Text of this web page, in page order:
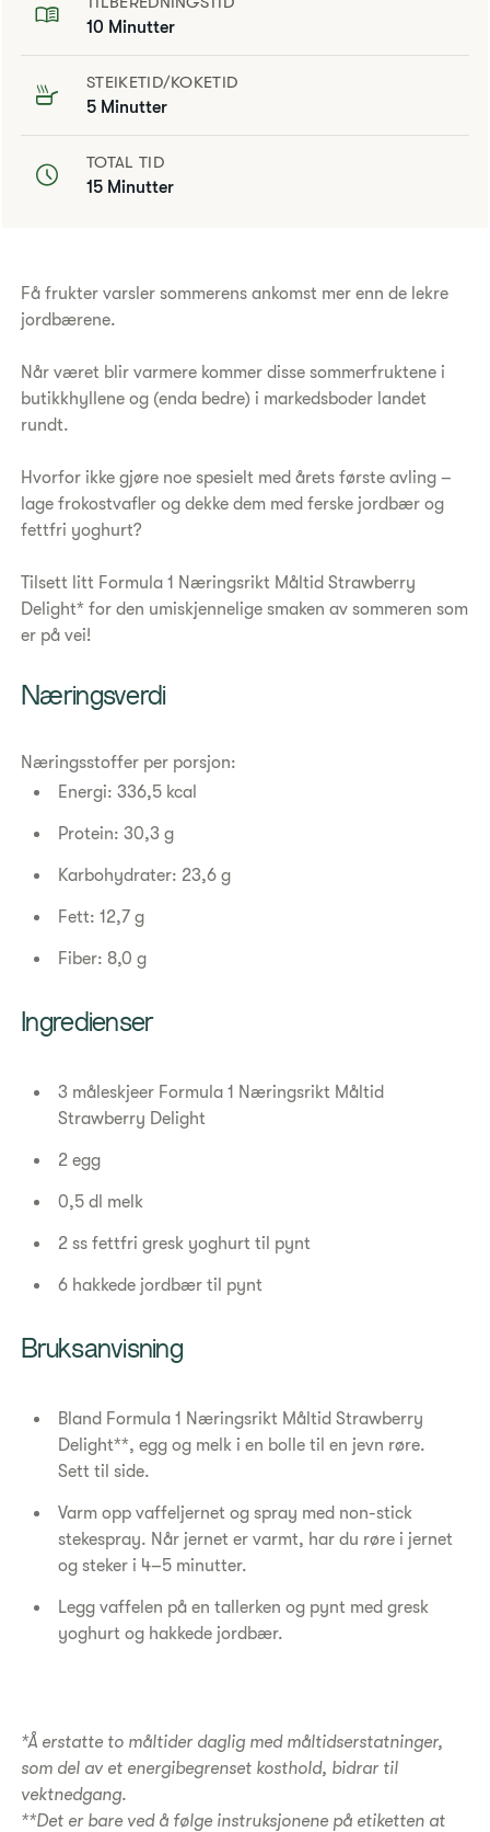
10 Minutter
STEIKETID/KOKETID
5 Minutter
TOTAL TID
15 Minutter
Få frukter varsler sommerens ankomst mer enn de lekre
jordbærene.
Når været blir varmere kommer disse sommerfruktene i
butikkhyllene og (enda bedre) i markedsboder landet
rundt.
Hvorfor ikke gjøre noe spesielt med årets første avling –
lage frokostvafler og dekke dem med ferske jordbær og
fettfri yoghurt?
Tilsett litt Formula 1 Næringsrikt Måltid Strawberry
Delight* for den umiskjennelige smaken av sommeren som
er på vei!
​Næringsverdi
Næringsstoffer per porsjon:
Energi: 336,5 kcal
Protein: 30,3 g
Karbohydrater: 23,6 g
Fett: 12,7 g
Fiber: 8,0 g
Ingredienser
3 måleskjeer Formula 1 Næringsrikt Måltid
Strawberry Delight
2 egg
0,5 dl melk
2 ss fettfri gresk yoghurt til pynt
6 hakkede jordbær til pynt
Bruksanvisning
Bland Formula 1 Næringsrikt Måltid Strawberry
Delight**, egg og melk i en bolle til en jevn røre.
Sett til side.
Varm opp vaffeljernet og spray med non-stick
stekespray. Når jernet er varmt, har du røre i jernet
og steker i 4–5 minutter.
Legg vaffelen på en tallerken og pynt med gresk
yoghurt og hakkede jordbær.
*Å erstatte to måltider daglig med måltidserstatninger,
som del av et energibegrenset kosthold, bidrar til
vektnedgang.
**Det er bare ved å følge instruksjonene på etiketten at